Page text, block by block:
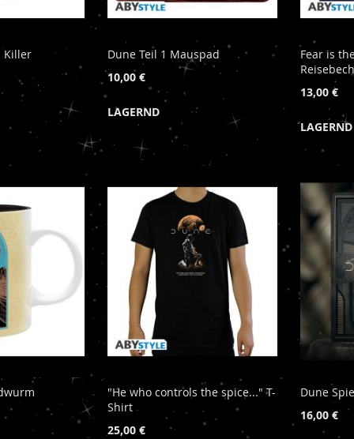
Killer
Dune Teil 1 Mauspad
10,00 €
LAGERND
Fear is
13,00 €
LAGERND
"He who controls the spice..." T-
Shirt
25,00 €
Dune
16,00 €